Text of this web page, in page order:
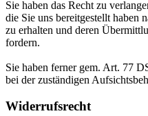
Sie haben das Recht zu
die Sie uns bereitgestellt haben
zu erhalten und deren
fordern.
Sie haben ferner gem. Art. 77
bei der zuständigen
Widerrufsrecht